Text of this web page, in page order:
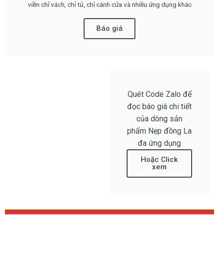
viền chỉ vách, chỉ tủ, chỉ cánh cửa và nhiều ứng dụng khác
Báo giá
Quét Code Zalo để
đọc báo giá chi tiết
của dòng sản
phẩm Nẹp đồng La
đa ứng dụng
Hoặc Click
xem